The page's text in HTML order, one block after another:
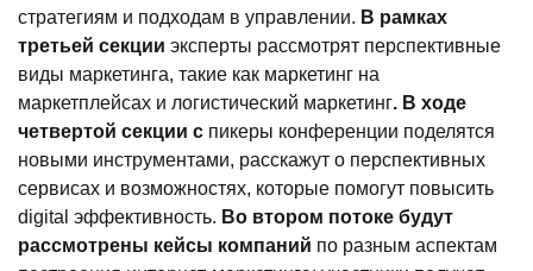
стратегиям и подходам в управлении. В рамках
третьей секции эксперты рассмотрят перспективные
виды маркетинга, такие как маркетинг на
маркетплейсах и логистический маркетинг. В ходе
четвертой секции с пикеры конференции поделятся
новыми инструментами, расскажут о перспективных
сервисах и возможностях, которые помогут повысить
digital эффективность. Во втором потоке будут
рассмотрены кейсы компаний по разным аспектам